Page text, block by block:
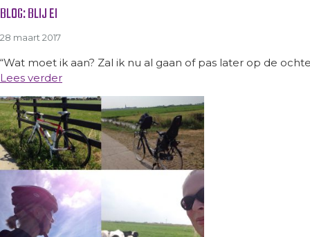
BLOG: BLIJ EI
28 maart 2017
“Wat moet ik aan? Zal ik nu al gaan of pas later op de
Lees verder